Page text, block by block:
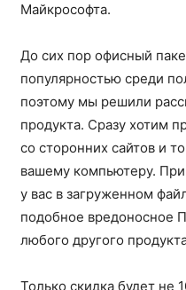
Майкрософта.
До сих пор офисный
популярностью среди
поэтому мы решили
продукта. Сразу хотим
со сторонних сайтов и
вашему компьютеру.
у вас в загруженном
подобное вредоносное
любого другого
Только скидка будет не